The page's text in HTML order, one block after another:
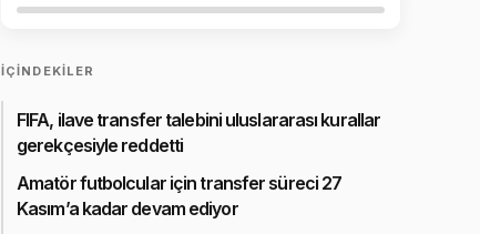
İÇINDEKILER
FIFA, ilave transfer talebini uluslararası kurallar
gerekçesiyle reddetti
Amatör futbolcular için transfer süreci 27
Kasım’a kadar devam ediyor